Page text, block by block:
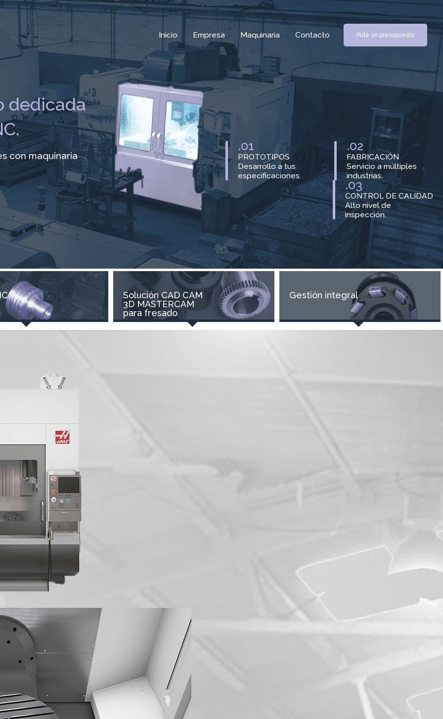
Inicio Empresa Maquinaria Contacto Pide un presupuesto
dedicada
con maquinaria
.01
PROTOTIPOS
Desarrollo a tus
especificaciones.
.02
FABRICACIÓN
Servicio a múltiples
industrias.
.03
CONTROL DE CALIDAD
Alto nivel de
inspección.
Solución CAD CAM
3D MASTERCAM
para fresado
Gestión integral